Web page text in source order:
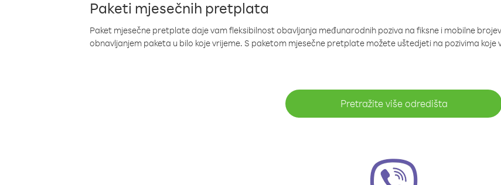
Paketi mjesečnih pretplata
Paket mjesečne pretplate daje vam fleksibilnost obavljanja međunarodnih poziva na fiksne i mobilne
obnavljanjem paketa u bilo koje vrijeme. S paketom mjesečne pretplate možete uštedjeti na pozivima koje
Pretražite više odredišta